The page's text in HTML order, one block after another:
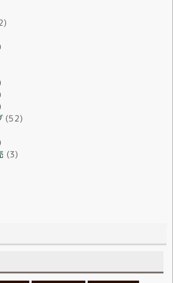
(52)
(3)